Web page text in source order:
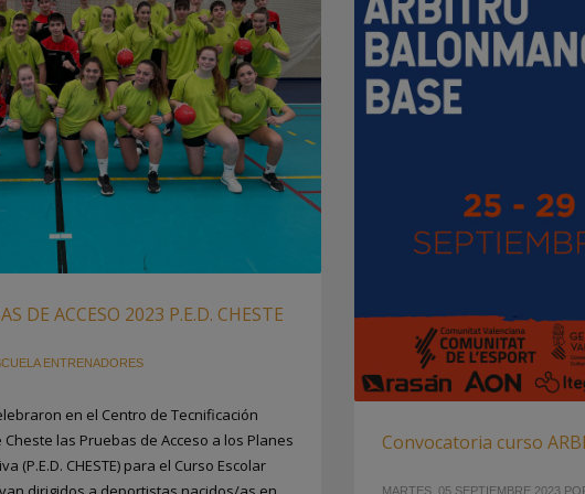
Convocatoria curso
MARTES, 05 SEPTIEMBRE 2023
DE ACCESO 2023 P.E.D. CHESTE
ENTRENADORES
en el Centro de Tecnificación
las Pruebas de Acceso a los Planes
(P.E.D. CHESTE) para el Curso Escolar